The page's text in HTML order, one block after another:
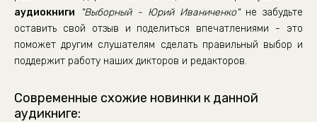
аудиокниги
"Выборный - Юрий Иваниченко"не забудьте
оставить свой отзыв и поделиться впечатлениями - это
поможет другим слушателям сделать правильный выбор и
поддержит работу наших дикторов и редакторов.
Современные схожие новинки к данной
аудикниге: